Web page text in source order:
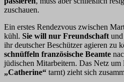
zuschauen.
Ein erstes Rendezvous zwischen
kühl. Sie will nur Freundschaft
ihr deutscher Beschützer agieren zu
schnüffeln französische Beamte
jüdischen Mitarbeitern. Das Netz um
„Catherine“ tarnt) zieht sich